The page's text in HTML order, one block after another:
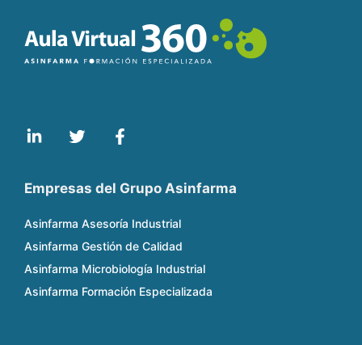
Empresas del Grupo Asinfarma
Asinfarma Asesoría Industrial
Asinfarma Gestión de Calidad
Asinfarma Microbiología Industrial
Asinfarma Formación Especializada